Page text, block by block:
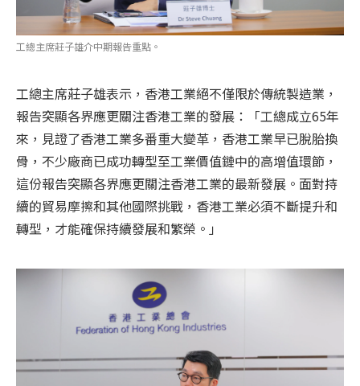
工總主席莊子雄介中期報告重點。
工總主席莊子雄表示，香港工業絕不僅限於傳統製造業，
報告突顯各界應更關注香港工業的發展：「工總成立65年
來，見證了香港工業多番重大變革，香港工業早已脫胎換
骨，不少廠商已成功轉型至工業價值鏈中的高增值環節，
這份報告突顯各界應更關注香港工業的最新發展。面對持
續的貿易摩擦和其他國際挑戰，香港工業必須不斷提升和
轉型，才能確保持續發展和繁榮。」